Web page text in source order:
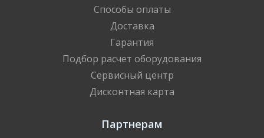
Способы оплаты
Доставка
Гарантия
Подбор расчет оборудования
Сервисный центр
Дисконтная карта
Партнерам